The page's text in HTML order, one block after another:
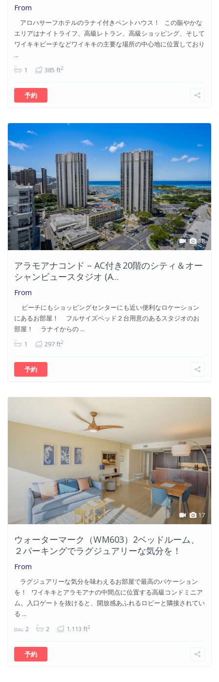
From
アロハサーフホテルのラナイ付きペントハウス！ この賑やかな
エリアはナイトライフ、高級レトラン、高級ショッピング、そして
ワイキキビーチなどワイキキの主要な場所の中心地に位置しており
...
1
385 ft2
予約
18
アラモアナコンド – AC付き20階のシティ＆オー
シャンビュースタジオ (A...
From
ビーチにもショッピングセンターにも近い便利なロケーション
にあるお部屋！ フルサイズベッド２台用意のあるスタジオのお
部屋！ ラナイからの ...
1
297 ft2
予約
17
ウォーターマーク（WM603）2ベッドルーム、
２パーキングでラグジュアリーな気分を！
From
ラグジュアリーな気分を味わえるお部屋で最高のバケーション
を！ ワイキキとアラモアナの中間点に位置する高級コンドミニア
ム。入口ゲートを抜けると、開放感あふれるロビーと隣接されてい
る ...
2
2 1.113 ft2
予約